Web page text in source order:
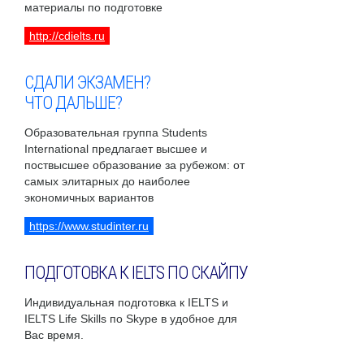
материалы по подготовке
http://cdielts.ru
СДАЛИ ЭКЗАМЕН?
ЧТО ДАЛЬШЕ?
Образовательная группа Students
International предлагает высшее и
поствысшее образование за рубежом: от
самых элитарных до наиболее
экономичных вариантов
https://www.studinter.ru
ПОДГОТОВКА К IELTS ПО СКАЙПУ
Индивидуальная подготовка к IELTS и
IELTS Life Skills по Skype в удобное для
Вас время.